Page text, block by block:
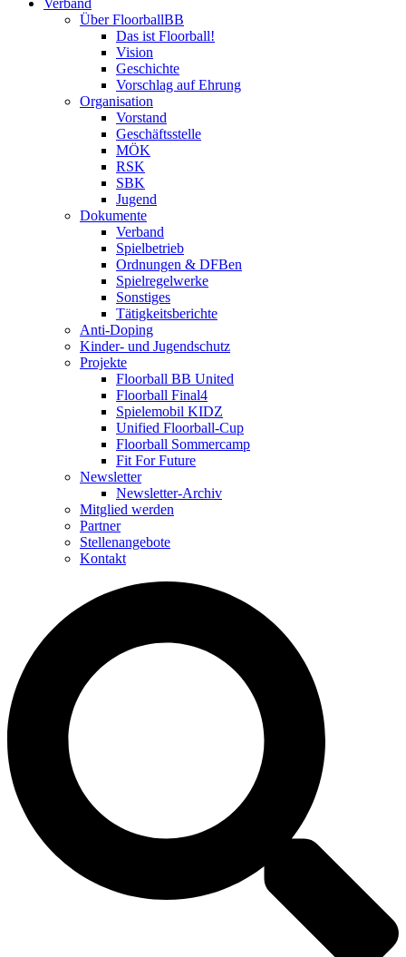
Verband
Über FloorballBB
Das ist Floorball!
Vision
Geschichte
Vorschlag auf Ehrung
Organisation
Vorstand
Geschäftsstelle
MÖK
RSK
SBK
Jugend
Dokumente
Verband
Spielbetrieb
Ordnungen & DFBen
Spielregelwerke
Sonstiges
Tätigkeitsberichte
Anti-Doping
Kinder- und Jugendschutz
Projekte
Floorball BB United
Floorball Final4
Spielemobil KIDZ
Unified Floorball-Cup
Floorball Sommercamp
Fit For Future
Newsletter
Newsletter-Archiv
Mitglied werden
Partner
Stellenangebote
Kontakt